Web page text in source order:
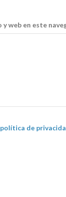
web en este
política de